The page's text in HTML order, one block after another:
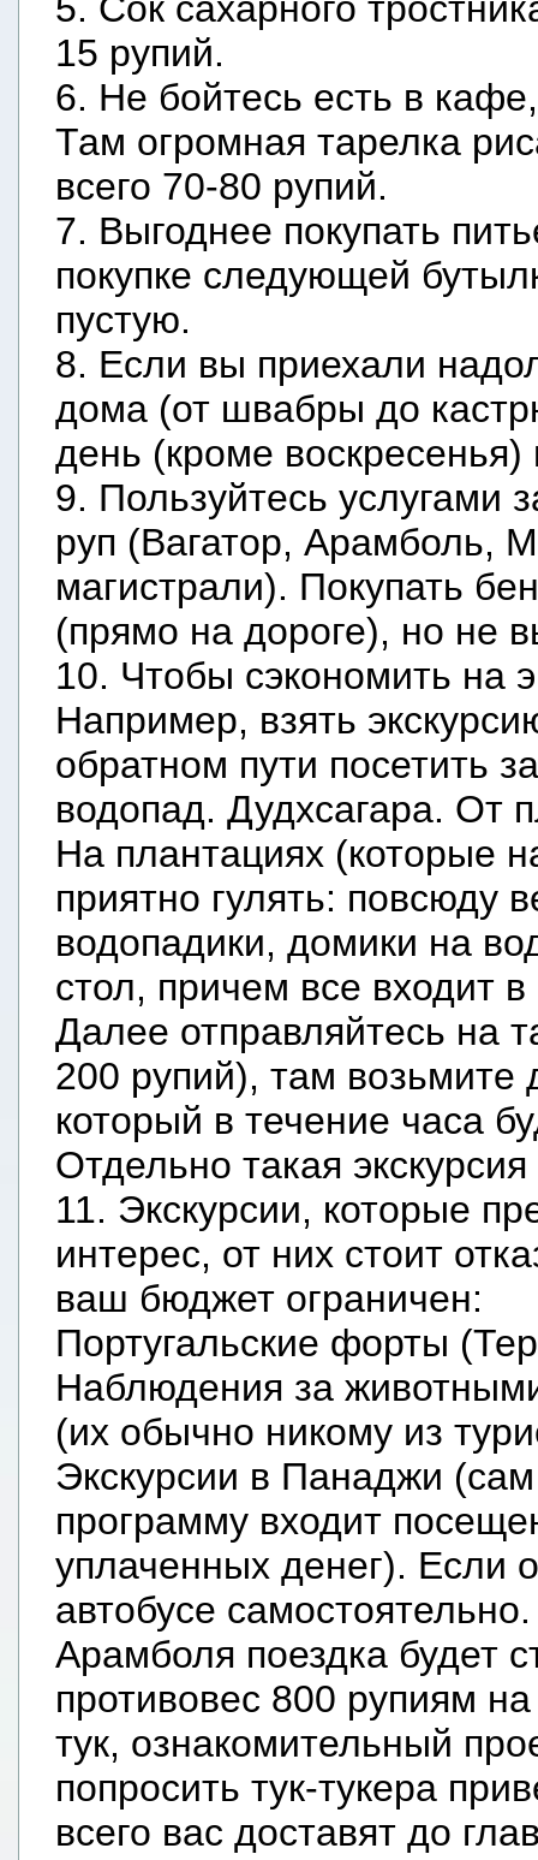
15 рупий.
6. Не бойтесь есть в
Там огромная тарелка
всего 70-80 рупий.
7. Выгоднее покупать
покупке следующей
пустую.
8. Если вы приехали
дома (от швабры до
день (кроме
9. Пользуйтесь услугами
руп (Вагатор, Арамболь,
магистрали). Покупать
(прямо на дороге), но не
10. Чтобы сэкономить на
Например, взять
обратном пути посетить
водопад. Дудхсагара. От
На плантациях (которые
приятно гулять: повсюду
водопадики, домики на
стол, причем все входит
Далее отправляйтесь на
200 рупий), там возьмите
который в течение часа
Отдельно такая
11. Экскурсии, которые
интерес, от них стоит
ваш бюджет ограничен:
Португальские форты
Наблюдения за
(их обычно никому из
Экскурсии в Панаджи
программу входит
уплаченных денег). Если
автобусе
Арамболя поездка будет
противовес 800 рупиям
тук, ознакомительный
попросить тук-тукера
всего вас доставят до